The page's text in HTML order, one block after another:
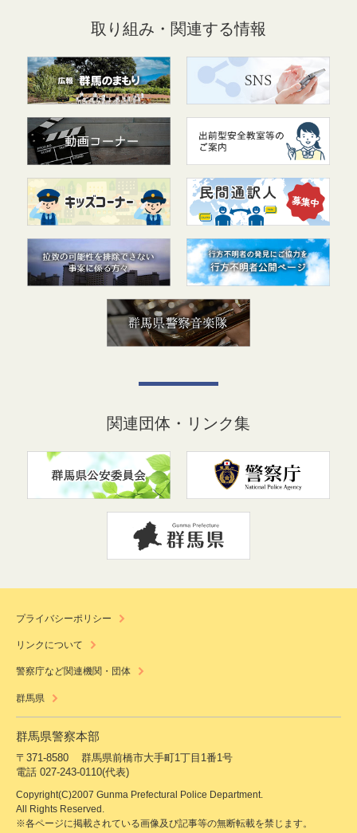
取り組み・関連する情報
関連団体・リンク集
プライバシーポリシー
リンクについて
警察庁など関連機関・団体
群馬県
群馬県警察本部
〒371-8580
群馬県前橋市大手町1丁目1番1号
電話 027-243-0110(代表)
Copyright(C)2007 Gunma Prefectural Police Department.
All Rights Reserved.
※各ページに掲載されている画像及び記事等の無断転載を禁じます。